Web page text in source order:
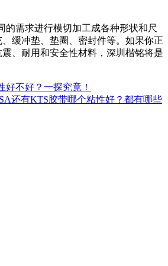
的需求进行模切加工成各种形状和尺
缓冲垫、垫圈、密封件等。如果你正
、耐用和安全性材料，深圳楷铭将是
好不好？一探究竟！
还有KTS胶带哪个粘性好？都有哪些